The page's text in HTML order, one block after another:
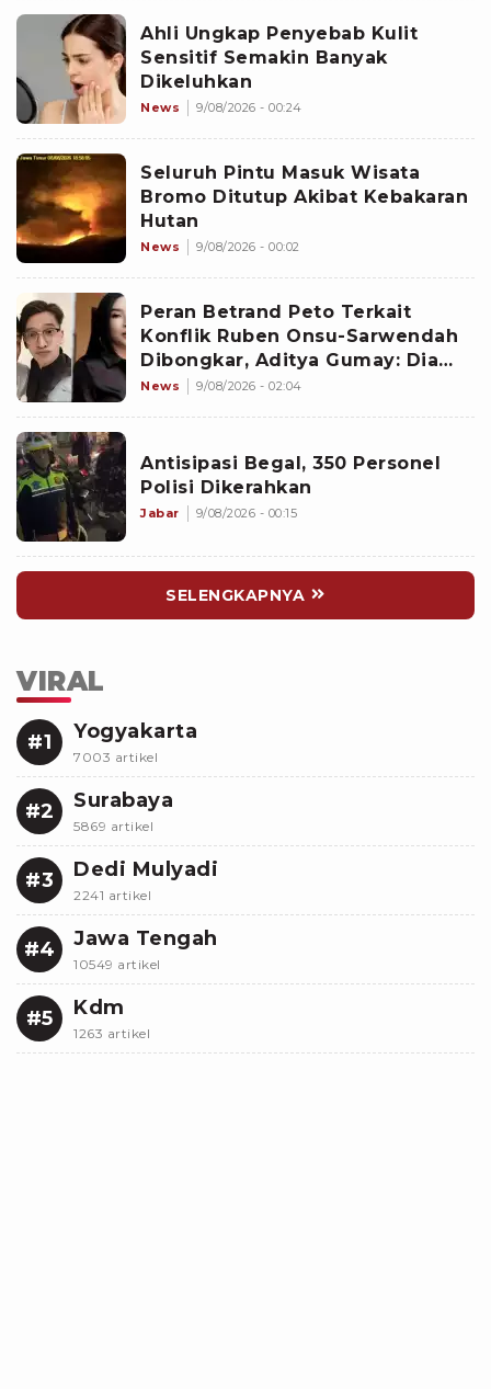
Ahli Ungkap Penyebab Kulit
Sensitif Semakin Banyak
Dikeluhkan
News 9/08/2026 - 00:24
Seluruh Pintu Masuk Wisata
Bromo Ditutup Akibat Kebakaran
Hutan
News 9/08/2026 - 00:02
Peran Betrand Peto Terkait
Konflik Ruben Onsu-Sarwendah
Dibongkar, Aditya Gumay: Dia
Pemegang Kartu
News 9/08/2026 - 02:04
Antisipasi Begal, 350 Personel
Polisi Dikerahkan
Jabar 9/08/2026 - 00:15
SELENGKAPNYA
VIRAL
#1 Yogyakarta
7003 artikel
#2 Surabaya
5869 artikel
#3 Dedi Mulyadi
2241 artikel
#4 Jawa Tengah
10549 artikel
#5 Kdm
1263 artikel